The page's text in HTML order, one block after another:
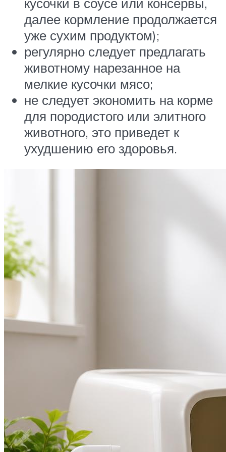
далее кормление продолжается
уже сухим продуктом);
регулярно следует предлагать
животному нарезанное на
мелкие кусочки мясо;
не следует экономить на корме
для породистого или элитного
животного, это приведет к
ухудшению его здоровья.